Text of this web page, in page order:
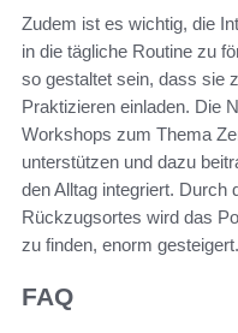
Zudem ist es wichtig, die
in die tägliche Routine zu
so gestaltet sein, dass sie
Praktizieren einladen. Die
Workshops zum Thema
unterstützen und dazu
den Alltag integriert. Durch
Rückzugsortes wird das
zu finden, enorm gesteigert.
FAQ